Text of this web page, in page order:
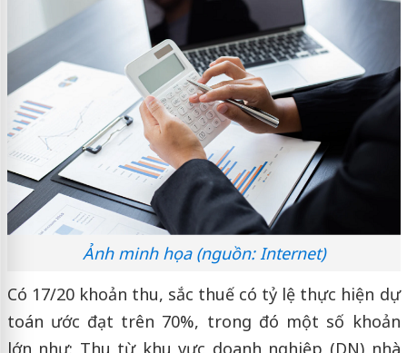
Ảnh minh họa (nguồn: Internet)
Có 17/20 khoản thu, sắc thuế có tỷ lệ thực hiện dự
toán ước đạt trên 70%, trong đó một số khoản
lớn như: Thu từ khu vực doanh nghiệp (DN) nhà